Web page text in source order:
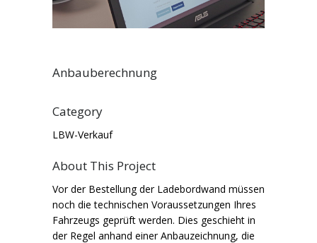
Anbauberechnung
Category
LBW-Verkauf
About This Project
Vor der Bestellung der Ladebordwand müssen
noch die technischen Voraussetzungen Ihres
Fahrzeugs geprüft werden. Dies geschieht in
der Regel anhand einer Anbauzeichnung, die